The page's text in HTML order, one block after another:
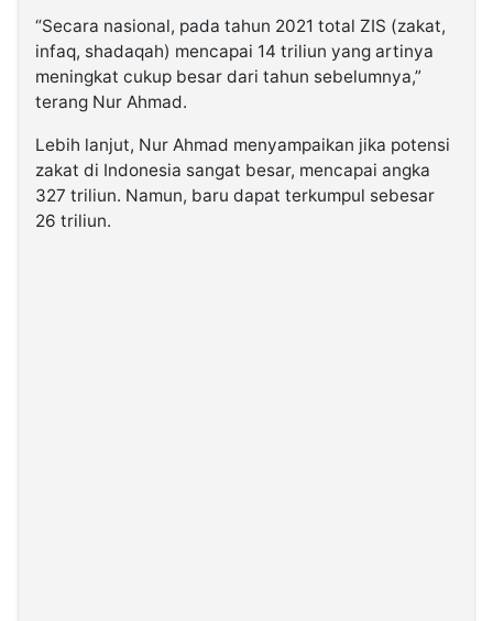
“Secara nasional, pada tahun 2021 total ZIS (zakat,
infaq, shadaqah) mencapai 14 triliun yang artinya
meningkat cukup besar dari tahun sebelumnya,”
terang Nur Ahmad.
Lebih lanjut, Nur Ahmad menyampaikan jika potensi
zakat di Indonesia sangat besar, mencapai angka
327 triliun. Namun, baru dapat terkumpul sebesar
26 triliun.